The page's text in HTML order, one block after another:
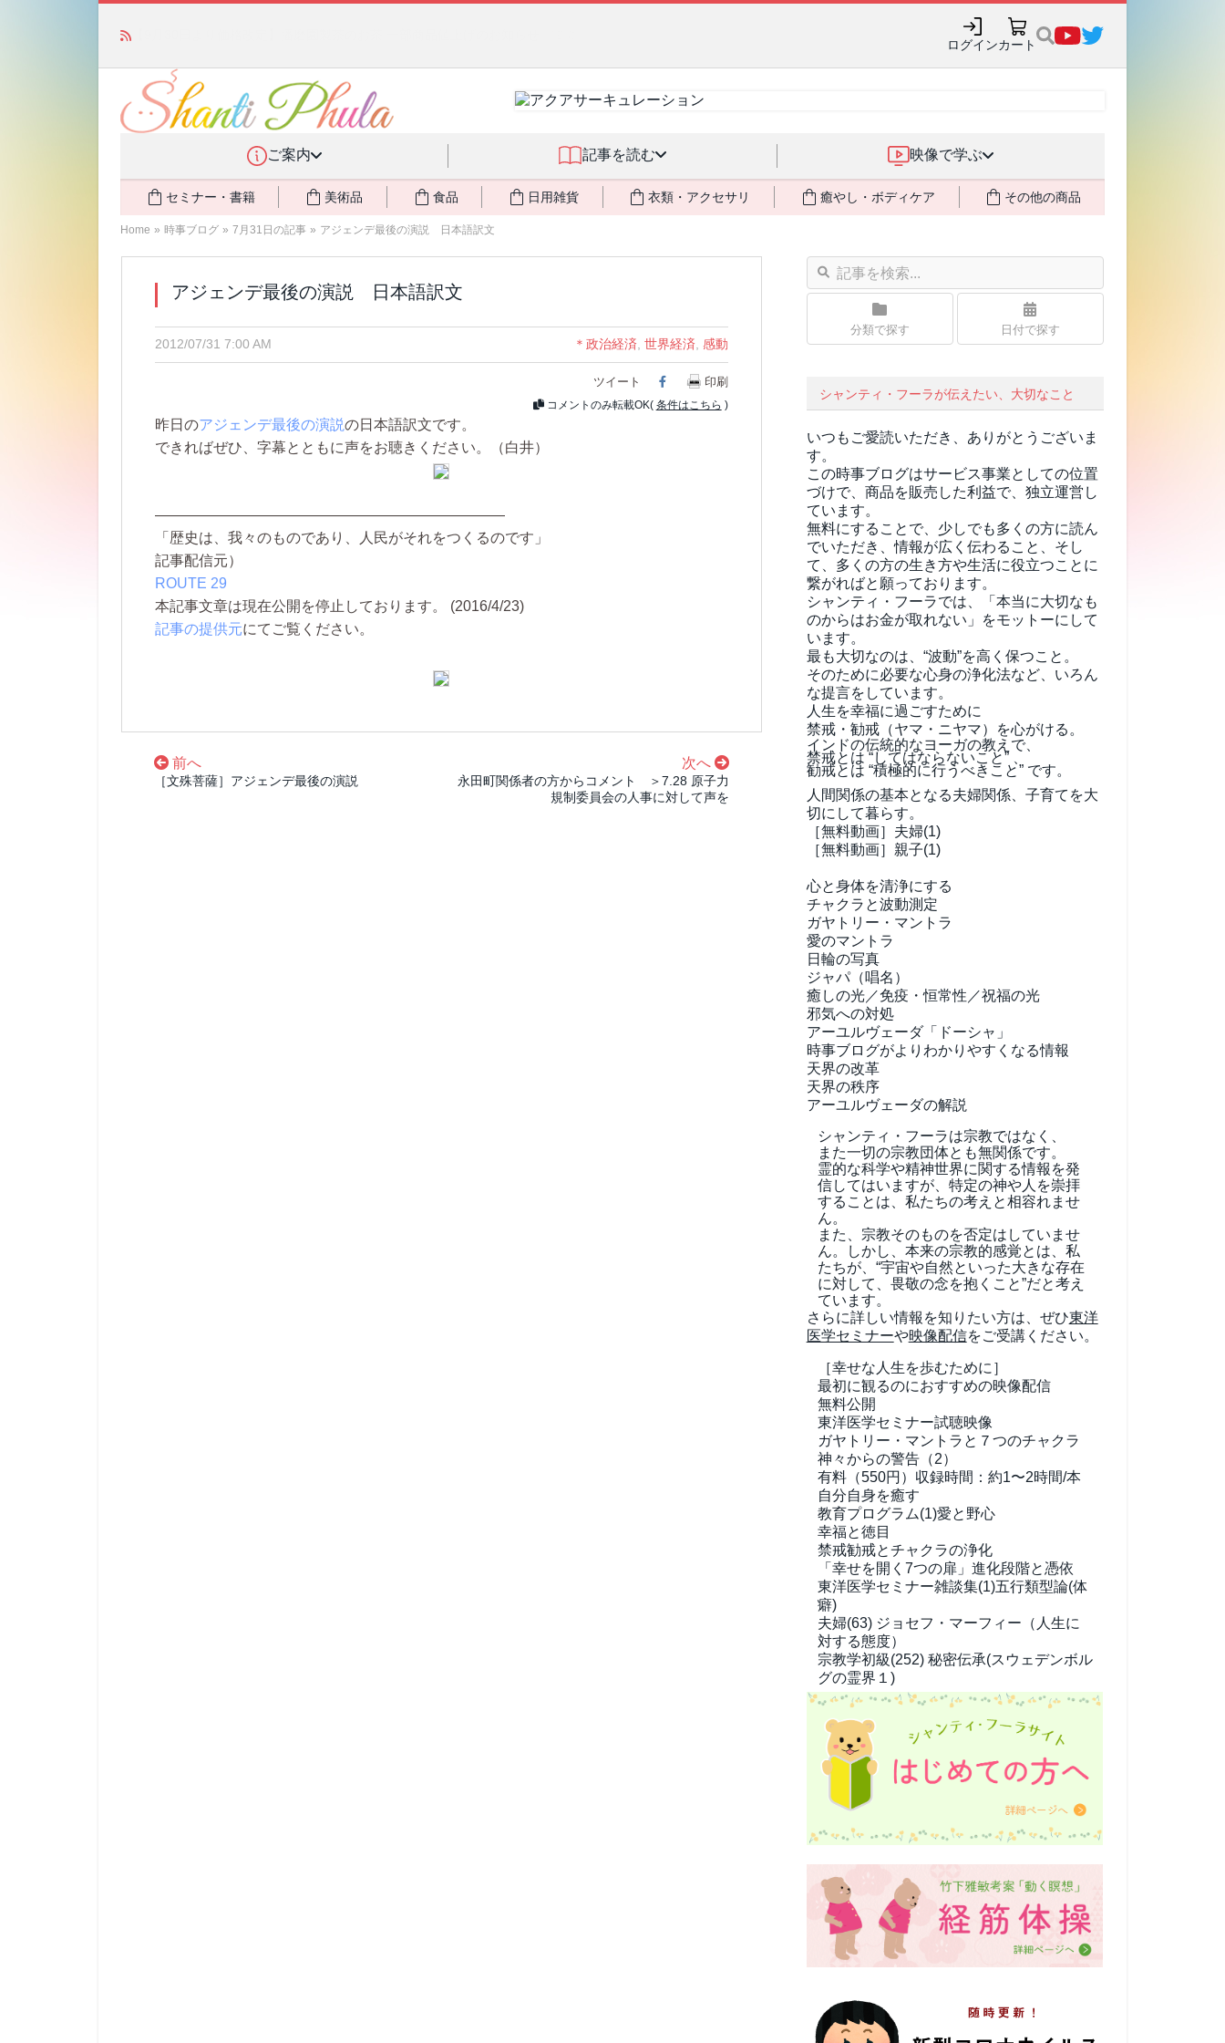
ログインカート
ご案内 記事を読む 映像で学ぶ
セミナー・書籍 美術品 食品 日用雑貨 衣類・アクセサリ 癒やし・ボディケア その他の商品
Home » 時事ブログ » 7月31日の記事 » アジェンデ最後の演説 日本語訳文
アジェンデ最後の演説 日本語訳文
2012/07/31 7:00 AM ＊政治経済 世界経済 感動
ツイート Facebook
印刷
コメントのみ転載OK( 条件はこちら )
昨日のアジェンデ最後の演説の日本語訳文です。
できればぜひ、字幕とともに声をお聴きください。（白井）
————————————————————————
「歴史は、我々のものであり、人民がそれをつくるのです」
記事配信元）
ROUTE 29
本記事文章は現在公開を停止しております。 (2016/4/23)
記事の提供元にてご覧ください。
前へ
［文殊菩薩］アジェンデ最後の演説
次へ
永田町関係者の方からコメント ＞7.28 原子力
規制委員会の人事に対して声を
分類で探す 日付で探す
シャンティ・フーラが伝えたい、大切なこと
いつもご愛読いただき、ありがとうございま
す。
この時事ブログはサービス事業としての位置
づけで、商品を販売した利益で、独立運営し
ています。
無料にすることで、少しでも多くの方に読ん
でいただき、情報が広く伝わること、そし
て、 多くの方の生き方や生活に役立つことに
繋がればと願っております。
シャンティ・フーラでは、「本当に大切なも
のからはお金が取れない」をモットーにして
います。
最も大切なのは、“波動”を高く保つこと。
そのために必要な心身の浄化法など、いろん
な提言をしています。
人生を幸福に過ごすために
禁戒・勧戒（ヤマ・ニヤマ）を心がける。
インドの伝統的なヨーガの教えで、
禁戒とは “してはならないこと” 、
勧戒とは “積極的に行うべきこと” です。
人間関係の基本となる夫婦関係、子育てを大
切にして暮らす。
［無料動画］夫婦(1)
［無料動画］親子(1)
心と身体を清浄にする
チャクラと波動測定
ガヤトリー・マントラ
愛のマントラ
日輪の写真
ジャパ（唱名）
癒しの光／免疫・恒常性／祝福の光
邪気への対処
アーユルヴェーダ「ドーシャ」
時事ブログがよりわかりやすくなる情報
天界の改革
天界の秩序
アーユルヴェーダの解説
シャンティ・フーラは宗教ではなく、
また一切の宗教団体とも無関係です。
霊的な科学や精神世界に関する情報を発
信してはいますが、特定の神や人を崇拝
することは、私たちの考えと相容れませ
ん。
また、宗教そのものを否定はしていませ
ん。しかし、本来の宗教的感覚とは、私
たちが、“宇宙や自然といった大きな存在
に対して、畏敬の念を抱くこと”だと考え
ています。
さらに詳しい情報を知りたい方は、ぜひ東洋
医学セミナーや映像配信をご受講ください。
［幸せな人生を歩むために］
最初に観るのにおすすめの映像配信
無料公開
東洋医学セミナー試聴映像
ガヤトリー・マントラと７つのチャクラ
神々からの警告（2）
有料（550円） 収録時間：約1〜2時間/本
自分自身を癒す
教育プログラム(1)愛と野心
幸福と徳目
禁戒勧戒とチャクラの浄化
「幸せを開く7つの扉」進化段階と憑依
東洋医学セミナー雑談集(1)五行類型論(体
癖)
夫婦(63) ジョセフ・マーフィー（人生に
対する態度）
宗教学初級(252) 秘密伝承(スウェデンボル
グの霊界１)